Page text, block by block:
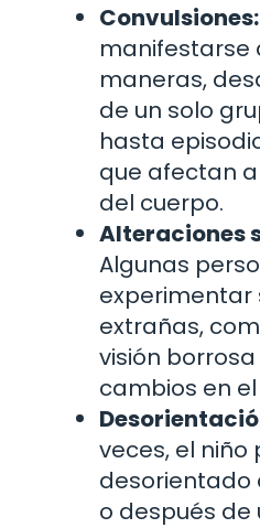
Convulsiones:
manifestarse
maneras,
de un solo
hasta
que afectan
del cuerpo.
Alteraciones
Algunas
experimentar
extrañas,
visión
cambios en
veces, el
desorientado
o después de